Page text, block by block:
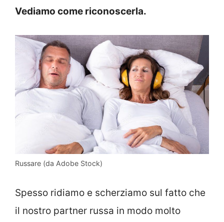
Vediamo come riconoscerla.
Russare (da Adobe Stock)
Spesso ridiamo e scherziamo sul fatto che
il nostro partner russa in modo molto